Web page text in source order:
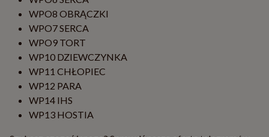
WPO8 OBRĄCZKI
WPO7 SERCA
WPO9 TORT
WP10 DZIEWCZYNKA
WP11 CHŁOPIEC
WP12 PARA
WP14 IHS
WP13 HOSTIA